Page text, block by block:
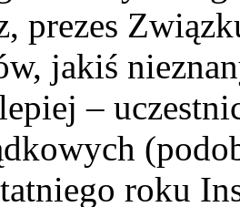
prezes
jakiś
–
roku